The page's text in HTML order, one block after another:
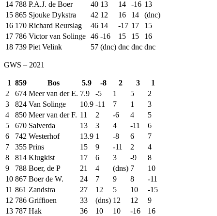
14 788 P.A.J. de Boer 40 13 14 -16 13
15 865 Sjouke Dykstra 42 12 16 14
(dnc)
16 170 Richard Reurslag 46 14 -17 17
15
17 786 Victor van Solinge 46 -16 15 15
16
18 739 Piet Velink 57 (dnc) dnc dnc dnc
GWS – 2021
1 859 Bos 5.9 -8 2 3
1
2
674 Meer van der E. 7.9 -5 1 5
2
3
824 Van Solinge 10.9 -11 7 1
3
4
850 Meer van der F. 11 2 -6 4
5
5
670 Salverda 13 3 4 -11
6
6
742 Westerhof 13.9 1 -8 6
7
7
355 Prins 15 9 -11 2
4
8
814 Klugkist 17 6 3 -9
8
9
788 Boer, de P 21 4 (dns) 7
10
10 867 Boer de W. 24 7 9 8
-11
11 861 Zandstra 27 12 5 10
-15
12 786 Griffioen 33 (dns) 12 12
9
13 787 Hak 36 10 10 -16
16